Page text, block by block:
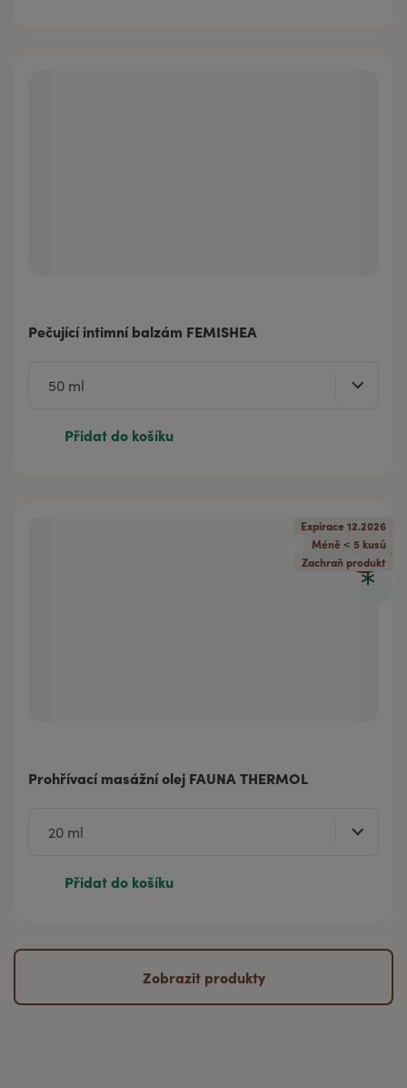
Pečující intimní balzám FEMISHEA
Přidat do košíku
20%
Zachraň produkt
Méně < 5 kusů
Expirace 12.2026
Prohřívací masážní olej FAUNA THERMOL
Přidat do košíku
Zobrazit produkty